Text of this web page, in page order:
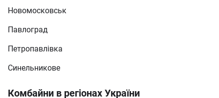
Новомосковськ
Павлоград
Петропавлівка
Синельникове
Комбайни в регіонах України